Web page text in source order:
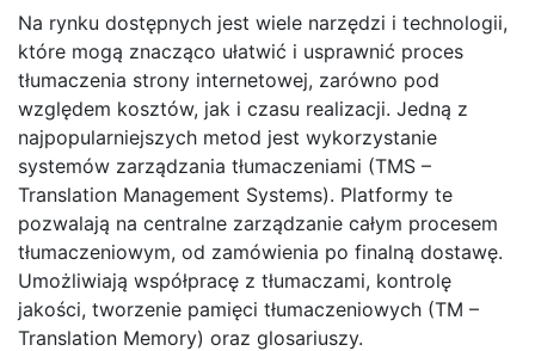
Na rynku dostępnych jest wiele narzędzi i technologii,
które mogą znacząco ułatwić i usprawnić proces
tłumaczenia strony internetowej, zarówno pod
względem kosztów, jak i czasu realizacji. Jedną z
najpopularniejszych metod jest wykorzystanie
systemów zarządzania tłumaczeniami (TMS –
Translation Management Systems). Platformy te
pozwalają na centralne zarządzanie całym procesem
tłumaczeniowym, od zamówienia po finalną dostawę.
Umożliwiają współpracę z tłumaczami, kontrolę
jakości, tworzenie pamięci tłumaczeniowych (TM –
Translation Memory) oraz glosariuszy.